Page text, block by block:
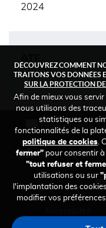
2024
avis des taxes
FOOTER
TOP
Espace presse
Espace
MENU
DÉCOUVREZ COMMENT
TRAITONS VOS DONNÉES
SUR LA PROTECTION
Afin de mieux vous
nous utilisons des
statistiques ou
fonctionnalités de la
politique de cookies.
fermer"pour consentir à
"tout refuser et
utilisations ou sur
l'implantation des
modifier vos